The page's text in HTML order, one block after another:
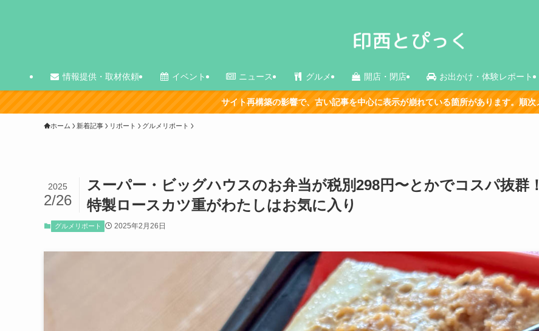
情報提供・取材依頼 イベント ニュース グルメ 開店・閉店 お出かけ・体験レポート
サイト再構築の影響で、古い記事を中心に表示が崩れている箇所があります。順次メンテナンス中です。
ホーム 新着記事 リポート グルメリポート
スーパー・ビッグハウスのお弁当が税別298円〜とかでコスパ抜群！
特製ロースカツ重がわたしはお気に入り
2025
2/26
グルメリポート 2025年2月26日